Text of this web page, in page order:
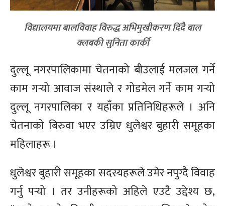
विद्यालयमा बालविवाह विरुद्ध अभिमुखीकरण दिँदै बाल
क्लबकी सुनिता कार्की
दुल्लू नगरपालिकामा चेतनाको बीउलाई मलजल गर्ने
काम गर्‍यो आवाज संस्थाले र गोडमेल गर्ने काम गर्‍यो
दुल्लू नगरपालिका र यहाँका प्रतिनिधिहरूले । अनि
चेतनाको बिरुवा भएर उम्रिए धुलेश्वर बुहारी समूहका
महिलाहरू ।
धुलेश्वर बुहारी समूहका सदस्यहरूले उमेर नपुग्दै विवाह
गर्नु पर्‍यो । तर उनीहरूको अहिले एउटै उद्देश्य छ,